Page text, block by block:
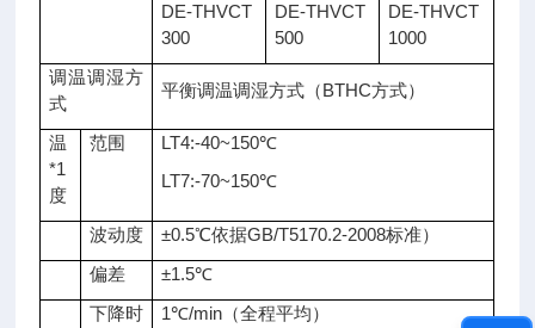
DE-THVCT
300
DE-THVCT
500
DE-THVCT
1000
调温调湿方
式
平衡调温调湿方式（BTHC方式）
温
*1
度
范围
LT4:-40~150℃
LT7:-70~150℃
波动度
±0.5℃依据GB/T5170.2-2008标准）
偏差
±1.5℃
下降时
1℃/min（全程平均）